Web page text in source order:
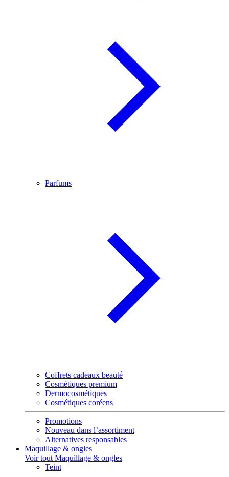
Parfums
Coffrets cadeaux beauté
Cosmétiques premium
Dermocosmétiques
Cosmétiques coréens
Promotions
Nouveau dans l’assortiment
Alternatives responsables
Maquillage & ongles
Voir tout Maquillage & ongles
Teint